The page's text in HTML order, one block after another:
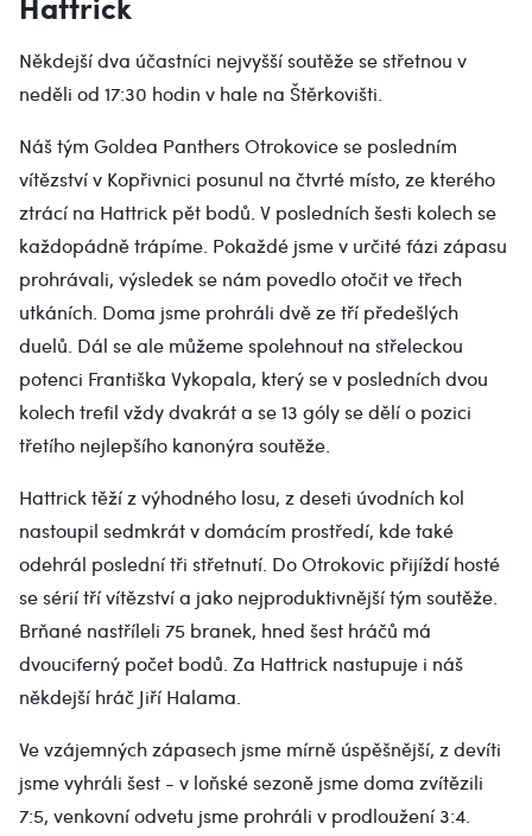
Někdejší dva účastníci nejvyšší soutěže se střetnou v
neděli od 17:30 hodin v hale na Štěrkovišti.
Náš tým Goldea Panthers Otrokovice se posledním
vítězství v Kopřivnici posunul na čtvrté místo, ze kterého
ztrácí na Hattrick pět bodů. V posledních šesti kolech se
každopádně trápíme. Pokaždé jsme v určité fázi zápasu
prohrávali, výsledek se nám povedlo otočit ve třech
utkáních. Doma jsme prohráli dvě ze tří předešlých
duelů. Dál se ale můžeme spolehnout na střeleckou
potenci Františka Vykopala, který se v posledních dvou
kolech trefil vždy dvakrát a se 13 góly se dělí o pozici
třetího nejlepšího kanonýra soutěže.
Hattrick těží z výhodného losu, z deseti úvodních kol
nastoupil sedmkrát v domácím prostředí, kde také
odehrál poslední tři střetnutí. Do Otrokovic přijíždí hosté
se sérií tří vítězství a jako nejproduktivnější tým soutěže.
Brňané nastříleli 75 branek, hned šest hráčů má
dvouciferný počet bodů. Za Hattrick nastupuje i náš
někdejší hráč Jiří Halama.
Ve vzájemných zápasech jsme mírně úspěšnější, z devíti
jsme vyhráli šest - v loňské sezoně jsme doma zvítězili
7:5, venkovní odvetu jsme prohráli v prodloužení 3:4.